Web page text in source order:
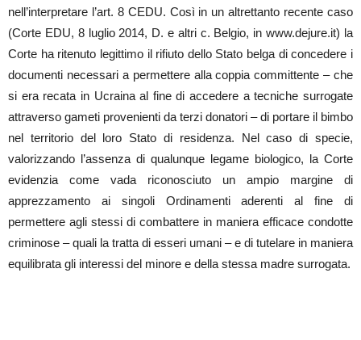
nell’interpretare l’art. 8 CEDU. Così in un altrettanto recente caso
(Corte EDU, 8 luglio 2014, D. e altri c. Belgio, in www.dejure.it) la
Corte ha ritenuto legittimo il rifiuto dello Stato belga di concedere i
documenti necessari a permettere alla coppia committente – che
si era recata in Ucraina al fine di accedere a tecniche surrogate
attraverso gameti provenienti da terzi donatori – di portare il bimbo
nel territorio del loro Stato di residenza. Nel caso di specie,
valorizzando l’assenza di qualunque legame biologico, la Corte
evidenzia come vada riconosciuto un ampio margine di
apprezzamento ai singoli Ordinamenti aderenti al fine di
permettere agli stessi di combattere in maniera efficace condotte
criminose – quali la tratta di esseri umani – e di tutelare in maniera
equilibrata gli interessi del minore e della stessa madre surrogata.